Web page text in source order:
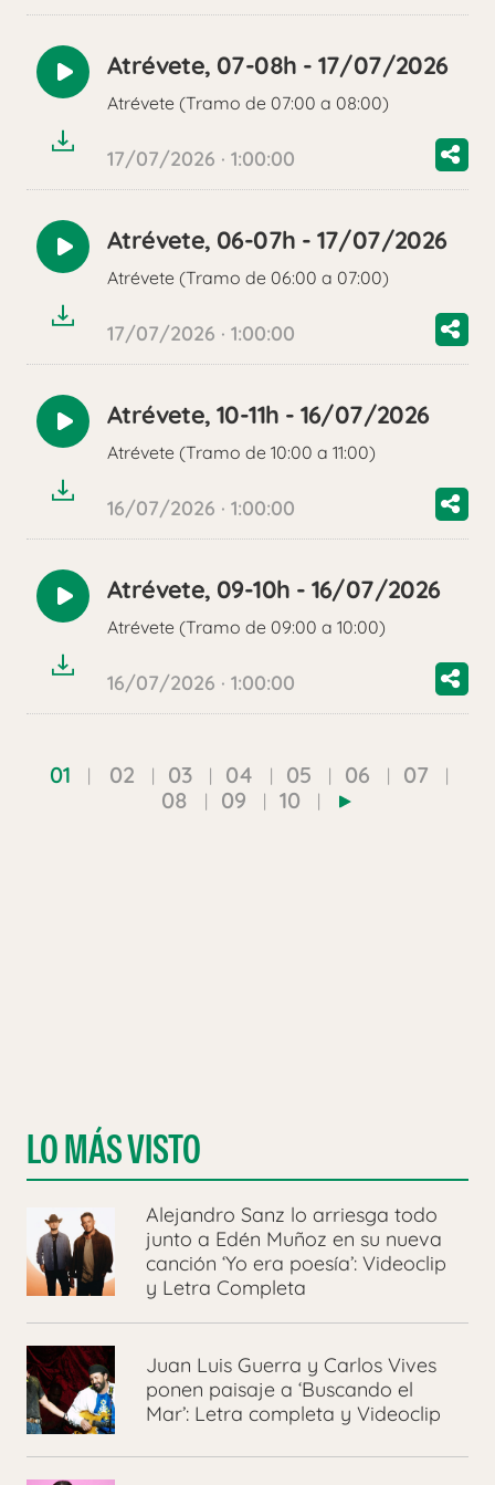
Reproducir
audio
Atrévete, 07-08h - 17/07/2026
Atrévete (Tramo de 07:00 a 08:00)
17/07/2026 · 1:00:00
Reproducir
audio
Atrévete, 06-07h - 17/07/2026
Atrévete (Tramo de 06:00 a 07:00)
17/07/2026 · 1:00:00
Reproducir
audio
Atrévete, 10-11h - 16/07/2026
Atrévete (Tramo de 10:00 a 11:00)
16/07/2026 · 1:00:00
Reproducir
audio
Atrévete, 09-10h - 16/07/2026
Atrévete (Tramo de 09:00 a 10:00)
16/07/2026 · 1:00:00
01 02 03 04 05 06
07
08
09 10
LO MÁS VISTO
Alejandro Sanz lo arriesga todo
junto a Edén Muñoz en su nueva
canción ‘Yo era poesía’: Videoclip
y Letra Completa
Juan Luis Guerra y Carlos Vives
ponen paisaje a ‘Buscando el
Mar’: Letra completa y Videoclip